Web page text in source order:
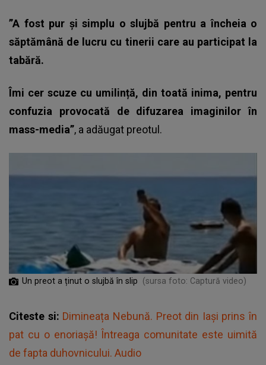
”A fost pur și simplu o slujbă pentru a încheia o
săptămână de lucru cu tinerii care au participat la
tabără.
Îmi cer scuze cu umilință, din toată inima, pentru
confuzia provocată de difuzarea imaginilor în
mass-media”, a adăugat preotul.
Un preot a ținut o slujbă în slip (sursa foto: Captură video)
Citeste si: Dimineața Nebună. Preot din Iași prins în
pat cu o enoriașă! Întreaga comunitate este uimită
de fapta duhovnicului. Audio